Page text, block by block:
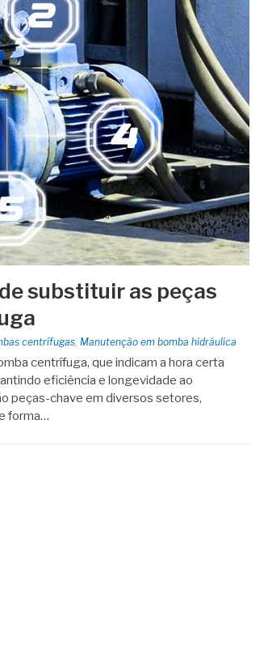
substituir as peças
centrífugas, Manutenção em bomba hidráulica
centrífuga, que indicam a hora certa
eficiência e longevidade ao
peças-chave em diversos setores,
forma…